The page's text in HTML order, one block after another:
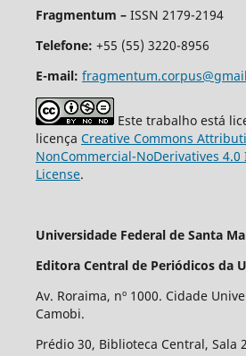
Fragmentum – ISSN 2179-2194
Telefone: +55 (55) 3220-8956
E-mail:
Este trabalho está
licença Creative Commons
NonCommercial-NoDerivatives
License.
Universidade Federal de Santa
Editora Central de Periódicos da
Av. Roraima, nº 1000. Cidade
Camobi.
Prédio 30, Biblioteca Central, Sala